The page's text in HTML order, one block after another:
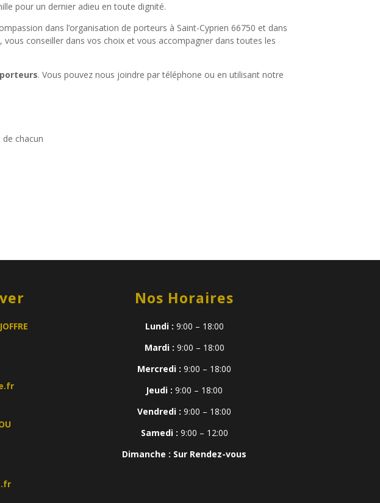
pour un dernier adieu en toute dignité.
dans l’organisation de porteurs à Saint-Cyprien 66750 et dans
conseiller dans vos choix et vous accompagner dans toutes les
porteurs. Vous pouvez nous joindre par téléphone ou en utilisant notre
chacun
Nos Horaires
Lundi : 9:00 – 18:00
Mardi : 9:00 – 18:00
Mercredi : 9:00 – 18:00
Jeudi : 9:00 – 18:00
Vendredi : 9:00 – 18:00
Samedi : 9:00 – 12:00
Dimanche : Sur Rendez-vous